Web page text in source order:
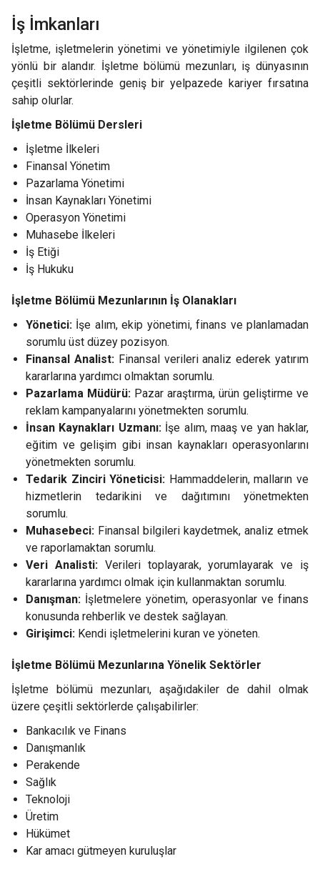
İş İmkanları
İşletme, işletmelerin yönetimi ve yönetimiyle ilgilenen çok
yönlü bir alandır. İşletme bölümü mezunları, iş dünyasının
çeşitli sektörlerinde geniş bir yelpazede kariyer fırsatına
sahip olurlar.
İşletme Bölümü Dersleri
İşletme İlkeleri
Finansal Yönetim
Pazarlama Yönetimi
İnsan Kaynakları Yönetimi
Operasyon Yönetimi
Muhasebe İlkeleri
İş Etiği
İş Hukuku
İşletme Bölümü Mezunlarının İş Olanakları
Yönetici: İşe alım, ekip yönetimi, finans ve planlamadan
sorumlu üst düzey pozisyon.
Finansal Analist:Finansal verileri analiz ederek yatırım
kararlarına yardımcı olmaktan sorumlu.
Pazarlama Müdürü: Pazar araştırma, ürün geliştirme ve
reklam kampanyalarını yönetmekten sorumlu.
İnsan Kaynakları Uzmanı:İşe alım, maaş ve yan haklar,
eğitim ve gelişim gibi insan kaynakları operasyonlarını
yönetmekten sorumlu.
Tedarik Zinciri Yöneticisi: Hammaddelerin, malların ve
hizmetlerin tedarikini ve dağıtımını yönetmekten
sorumlu.
Muhasebeci: Finansal bilgileri kaydetmek, analiz etmek
ve raporlamaktan sorumlu.
Veri Analisti:Verileri toplayarak, yorumlayarak ve iş
kararlarına yardımcı olmak için kullanmaktan sorumlu.
Danışman: İşletmelere yönetim, operasyonlar ve finans
konusunda rehberlik ve destek sağlayan.
Girişimci: Kendi işletmelerini kuran ve yöneten.
İşletme Bölümü Mezunlarına Yönelik Sektörler
İşletme bölümü mezunları, aşağıdakiler de dahil olmak
üzere çeşitli sektörlerde çalışabilirler:
Bankacılık ve Finans
Danışmanlık
Perakende
Sağlık
Teknoloji
Üretim
Hükümet
Kar amacı gütmeyen kuruluşlar